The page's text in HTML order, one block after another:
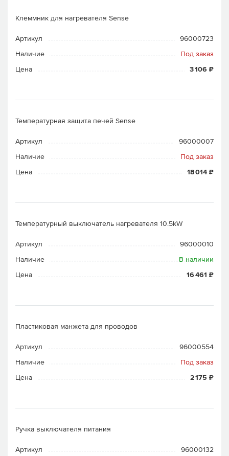
Клеммник для нагревателя Sense
Артикул
96000723
Наличие
Под заказ
Цена
3 106 ₽
Температурная защита печей Sense
Артикул
96000007
Наличие
Под заказ
Цена
18 014 ₽
Температурный выключатель нагревателя 10.5kW
Артикул
96000010
Наличие
В наличии
Цена
16 461 ₽
Пластиковая манжета для проводов
Артикул
96000554
Наличие
Под заказ
Цена
2 175 ₽
Ручка выключателя питания
Артикул 96000132